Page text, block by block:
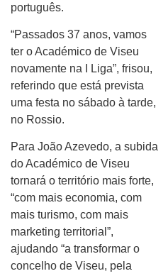
português.
“Passados 37 anos, vamos
ter o Académico de Viseu
novamente na I Liga”, frisou,
referindo que está prevista
uma festa no sábado à tarde,
no Rossio.
Para João Azevedo, a subida
do Académico de Viseu
tornará o território mais forte,
“com mais economia, com
mais turismo, com mais
marketing territorial”,
ajudando “a transformar o
concelho de Viseu, pela